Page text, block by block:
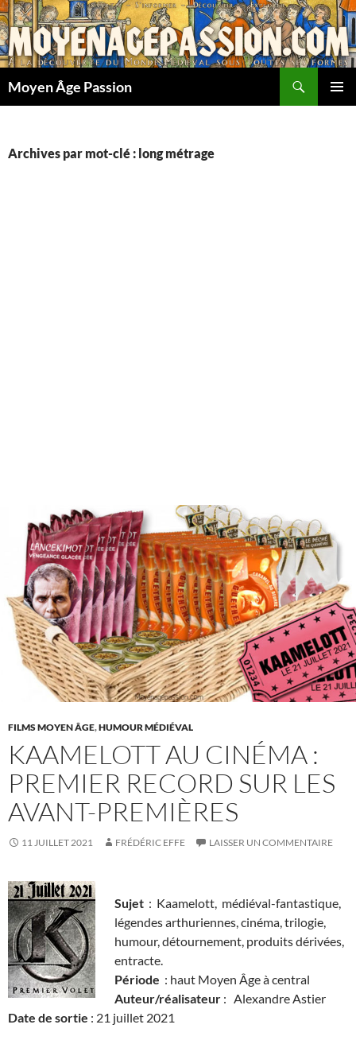
Aller
au
contenu
Moyen Âge Passion
Archives par mot-clé : long métrage
FILMS MOYEN ÂGE,HUMOUR MÉDIÉVAL
KAAMELOTT AU CINÉMA :
PREMIER RECORD SUR LES
AVANT-PREMIÈRES
11 JUILLET 2021 FRÉDÉRIC EFFE LAISSER UN COMMENTAIRE
Sujet : Kaamelott, médiéval-fantastique,
légendes arthuriennes, cinéma, trilogie,
humour, détournement, produits dérivées,
entracte.
Période : haut Moyen Âge à central
Auteur/réalisateur : Alexandre Astier
Date de sortie : 21 juillet 2021